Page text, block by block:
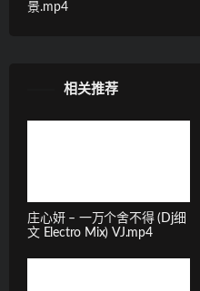
景.mp4
相关推荐
庄心妍 – 一万个舍不得 (Dj细
文 Electro Mix) VJ.mp4